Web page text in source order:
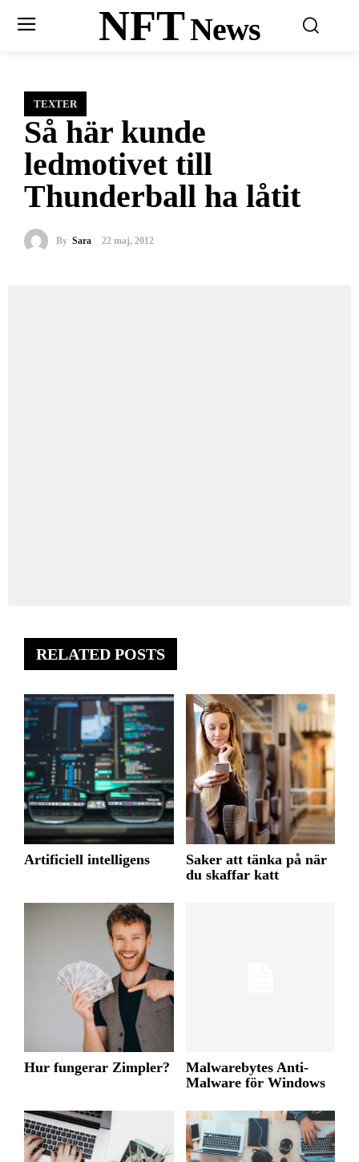
NFTNews
TEXTER
Så här kunde
ledmotivet till
Thunderball ha låtit
By Sara 22 maj, 2012
RELATED POSTS
Artificiell intelligens
Saker att tänka på när
du skaffar katt
Hur fungerar Zimpler?
Malwarebytes Anti-
Malware för Windows